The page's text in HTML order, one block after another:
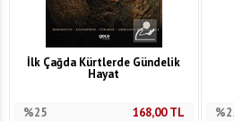
İlk Çağda Kürtlerde Gündelik
Hayat
%25 168,00TL